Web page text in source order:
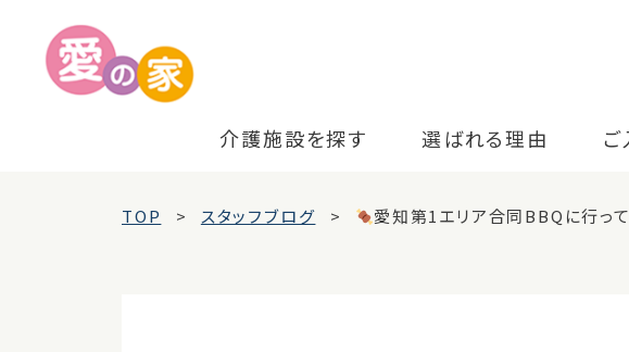
介護施設を探す 選ばれる理由 ご
TOP スタッフブログ 愛知第1エリア合同BBQに行っ